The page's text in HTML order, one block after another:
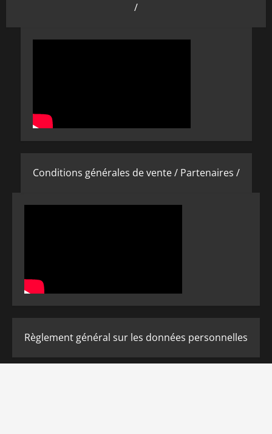
/
Conditions générales de vente / Partenaires /
Règlement général sur les données personnelles